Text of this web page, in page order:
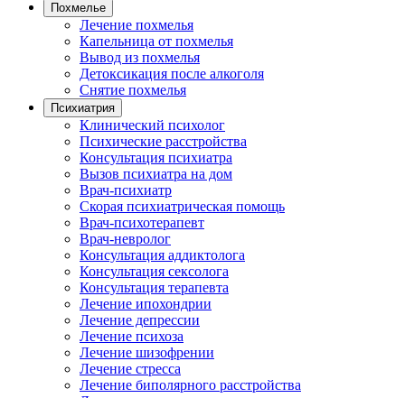
Похмелье
Лечение похмелья
Капельница от похмелья
Вывод из похмелья
Детоксикация после алкоголя
Снятие похмелья
Психиатрия
Клинический психолог
Психические расстройства
Консультация психиатра
Вызов психиатра на дом
Врач-психиатр
Скорая психиатрическая помощь
Врач-психотерапевт
Врач-невролог
Консультация аддиктолога
Консультация сексолога
Консультация терапевта
Лечение ипохондрии
Лечение депрессии
Лечение психоза
Лечение шизофрении
Лечение стресса
Лечение биполярного расстройства